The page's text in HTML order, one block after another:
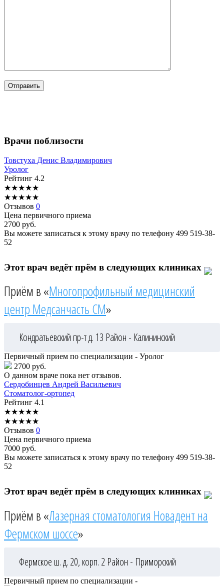
Врачи поблизости
Товстуха Денис Владимирович
Уролог
Рейтинг 4.2
★★★★★
★★★★★
Отзывов 0
Цена первичного приема
2700 руб.
Вы можете записаться к этому врачу по телефону 499 519-38-
52
Этот врач ведёт прём в следующих клиниках
Приём в «Многопрофильный медицинский
центр Медсанчасть СМ»
Кондратьевский пр-т д. 13 Район - Калининский
Первичный прием по специализации - Уролог
2700 руб.
О данном враче пока нет отзывов.
Сердобинцев Андрей Васильевич
Стоматолог-ортопед
Рейтинг 4.1
★★★★★
★★★★★
Отзывов 0
Цена первичного приема
7000 руб.
Вы можете записаться к этому врачу по телефону 499 519-38-
52
Этот врач ведёт прём в следующих клиниках
Приём в «Лазерная стоматология Новадент на
Фермском шоссе»
Фермское ш. д. 20, корп. 2 Район - Приморский
Первичный прием по специализации -